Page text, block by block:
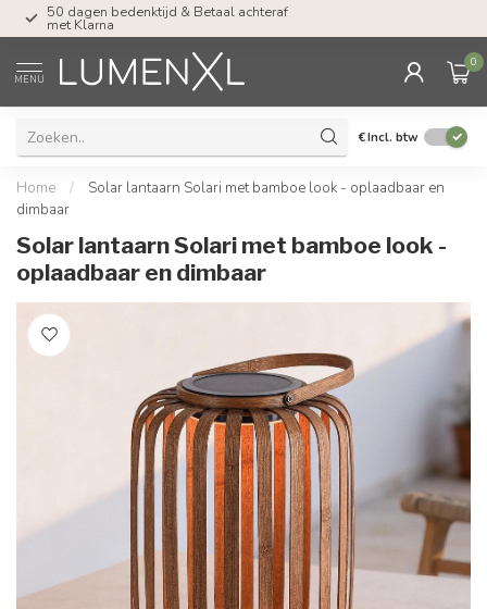
50 dagen bedenktijd & Betaal achteraf
met Klarna
MENU
0
€Incl. btw
Home /
Solar lantaarn Solari met bamboe look - oplaadbaar en
dimbaar
Solar lantaarn Solari met bamboe look -
oplaadbaar en dimbaar